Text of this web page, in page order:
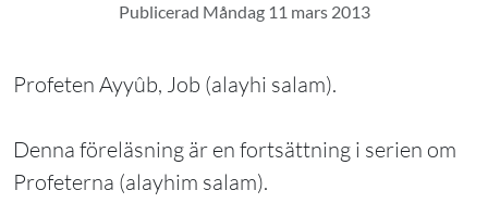
Publicerad Måndag 11 mars 2013
Profeten Ayyûb, Job (alayhi salam).
Denna föreläsning är en fortsättning i serien om
Profeterna (alayhim salam).